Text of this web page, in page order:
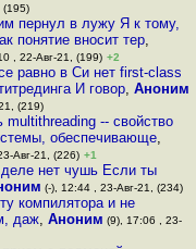
(195)
пернул в лужу Я к тому,
понятие вносит тер,
, 22-Авг-21, (199) +2
равно в Си нет first-class
И говор, Аноним
(219)
multithreading -- свойство
обеспечивающе,
Авг-21, (226) +1
нет чушь Если ты
(-), 12:44 , 23-Авг-21, (234)
компилятора и не
даж, Аноним (9), 17:06 , 23-